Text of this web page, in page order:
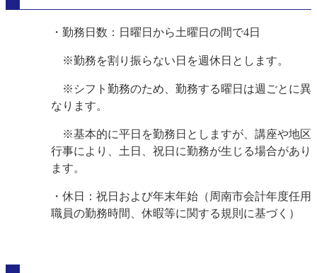
・勤務日数：日曜日から土曜日の間で4日
※勤務を割り振らない日を週休日とします。
※シフト勤務のため、勤務する曜日は週ごとに異
なります。
※基本的に平日を勤務日としますが、講座や地区
行事により、土日、祝日に勤務が生じる場合があり
ます。
・休日：祝日および年末年始（周南市会計年度任用
職員の勤務時間、休暇等に関する規則に基づく）